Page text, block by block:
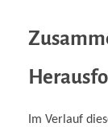
Im Verlauf